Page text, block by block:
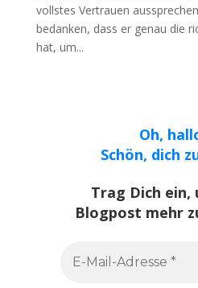
vollstes Vertrauen
bedanken, dass er genau die
hat, um...
Oh,
Schön, dich
Trag Dich ein,
Blogpost mehr